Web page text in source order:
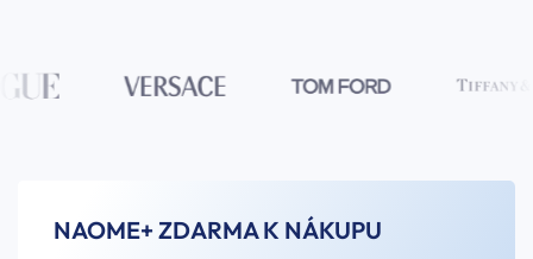
NAOME+ ZDARMA K NÁKUPU